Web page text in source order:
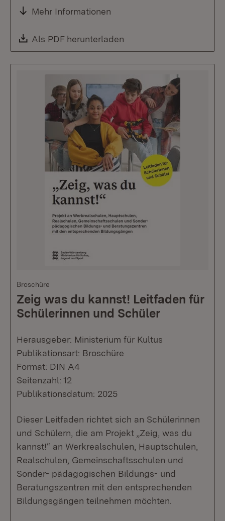
Mehr Informationen
Download:
Als PDF herunterladen
Broschüre
Zeig was du kannst! Leitfaden für
Schülerinnen und Schüler
Herausgeber: Ministerium für Kultus
Publikationsart: Broschüre
Format: DIN A4
Seitenzahl: 12
Publikationsdatum: 2025
Dieser Leitfaden richtet sich an Schülerinnen
und Schülern, die am Projekt „Zeig, was du
kannst!“ an Werkrealschulen, Hauptschulen,
Realschulen, Gemeinschaftsschulen und
Sonder- pädagogischen Bildungs- und
Beratungszentren mit den entsprechenden
Bildungsgängen teilnehmen möchten.